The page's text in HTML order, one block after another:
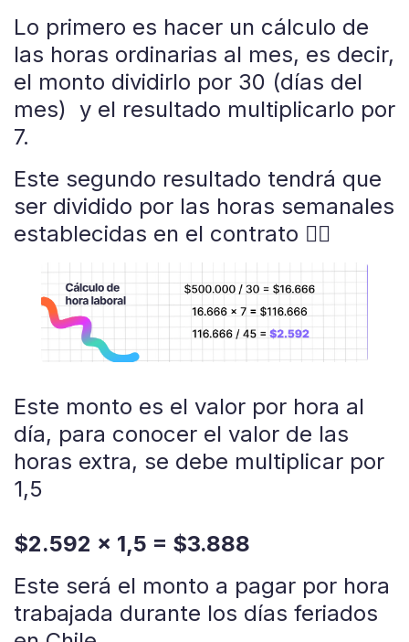
Lo primero es hacer un cálculo de
las horas ordinarias al mes, es decir,
el monto dividirlo por 30 (días del
mes) y el resultado multiplicarlo por
7.
Este segundo resultado tendrá que
ser dividido por las horas semanales
establecidas en el contrato 👇🏼
Este monto es el valor por hora al
día, para conocer el valor de las
horas extra, se debe multiplicar por
1,5
$2.592 x 1,5 = $3.888
Este será el monto a pagar por hora
trabajada durante los días feriados